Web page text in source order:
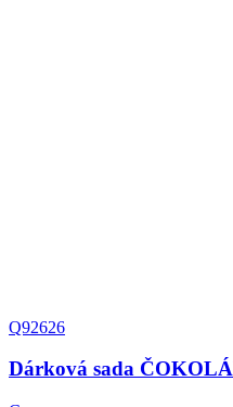
Q92626
Dárková sada